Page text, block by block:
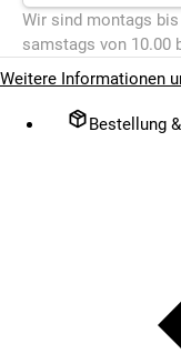
Wir sind montags
samstags von 10.00
Weitere Informationen
Bestellung